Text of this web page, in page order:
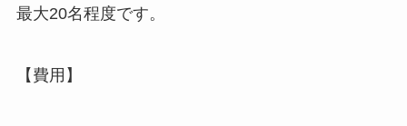
最大20名程度です。
【費用】